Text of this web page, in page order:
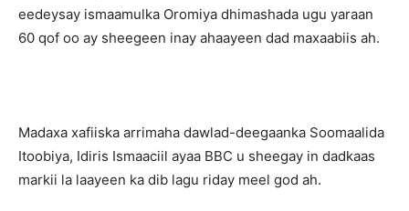
eedeysay ismaamulka Oromiya dhimashada ugu yaraan
60 qof oo ay sheegeen inay ahaayeen dad maxaabiis ah.
Madaxa xafiiska arrimaha dawlad-deegaanka Soomaalida
Itoobiya, Idiris Ismaaciil ayaa BBC u sheegay in dadkaas
markii la laayeen ka dib lagu riday meel god ah.